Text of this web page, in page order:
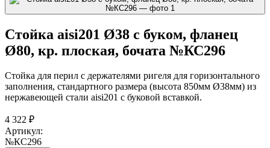
Стойка aisi201 Ø38 с буком, фланец
Ø80, кр. плоская, бочата №КС296
Стойка для перил с держателями ригеля для горизонтального
заполнения, стандартного размера (высота 850мм Ø38мм) из
нержавеющей стали aisi201 с буковой вставкой.
4 322 ₽
Артикул:
№КС296